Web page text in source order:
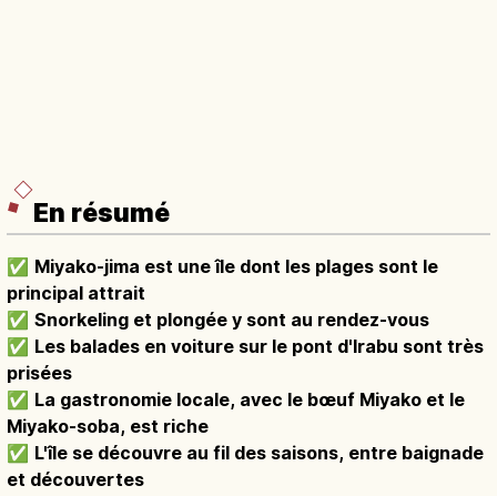
En résumé
✅ Miyako-jima est une île dont les plages sont le
principal attrait
✅ Snorkeling et plongée y sont au rendez-vous
✅ Les balades en voiture sur le pont d'Irabu sont très
prisées
✅ La gastronomie locale, avec le bœuf Miyako et le
Miyako-soba, est riche
✅ L'île se découvre au fil des saisons, entre baignade
et découvertes